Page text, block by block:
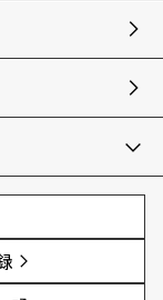
ポート
テーション